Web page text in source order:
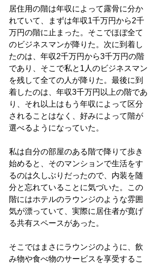
居住用の階は年収によって露骨に分か
れていて、まずは年収1千万円から2千
万円の階に止まった。そこでほぼ全て
のビジネスマンが降りた。次に到着し
たのは、年収2千万円から3千万円の階
であり、そこで私と1人のビジネスマン
を残して全ての人が降りた。最後に到
着したのは、年収3千万円以上の階であ
り、それ以上はもう年収によって区分
されることはなく、好みによって階が
選べるようになっていた。
私は自分の部屋のある階で降りて歩き
始めると、そのマンションで生活をす
るのは久しぶりだったので、内装を随
分と忘れていることに気づいた。この
階にはホテルのラウンジのような雰囲
気が漂っていて、実際に居住者が寛げ
る共有スペースがあった。
そこではまさにラウンジのように、飲
み物や食べ物のサービスを享受するこ